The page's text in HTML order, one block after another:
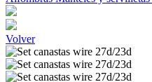
Volver